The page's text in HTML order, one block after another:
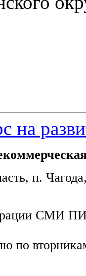
на
п.
СМИ
по